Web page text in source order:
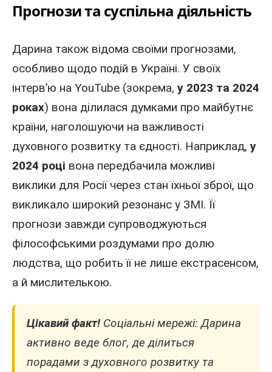
Прогнози та суспільна діяльність
Дарина також відома своїми прогнозами,
особливо щодо подій в Україні. У своїх
інтерв’ю на YouTube (зокрема, у 2023 та 2024
роках) вона ділилася думками про майбутнє
країни, наголошуючи на важливості
духовного розвитку та єдності. Наприклад, у
2024 році вона передбачила можливі
виклики для Росіїчерез стан їхньої зброї, що
викликало широкий резонанс у ЗМІ. Її
прогнози завжди супроводжуються
філософськими роздумами про долю
людства, що робить її не лише екстрасенсом,
а й мислителькою.
Цікавий факт!Соціальні мережі: Дарина
активно веде блог, де ділиться
порадами з духовного розвитку та